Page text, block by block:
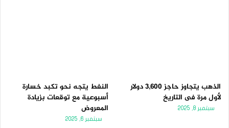
الذهب يتجاوز حاجز 3,600 دولار
لأول مرة فى التاريخ
سبتمبر 8, 2025
النفط يتجه نحو تكبد خسارة
أسبوعية مع توقعات بزيادة
المعروض
سبتمبر 6, 2025